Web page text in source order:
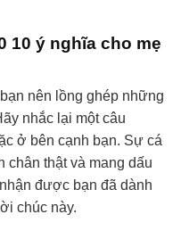
10 ý nghĩa cho mẹ
nên lồng ghép những
nhắc lại một câu
ở bên cạnh bạn. Sự cá
chân thật và mang dấu
được bạn đã dành
chúc này.